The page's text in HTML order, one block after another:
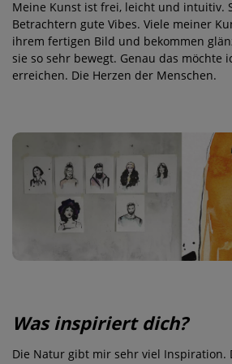
Meine Kunst ist frei, leicht und intuitiv.
Betrachtern gute Vibes. Viele meiner
ihrem fertigen Bild und bekommen
sie so sehr bewegt. Genau das möchte
erreichen. Die Herzen der Menschen.
Was inspiriert dich?
Die Natur gibt mir sehr viel Inspiration.